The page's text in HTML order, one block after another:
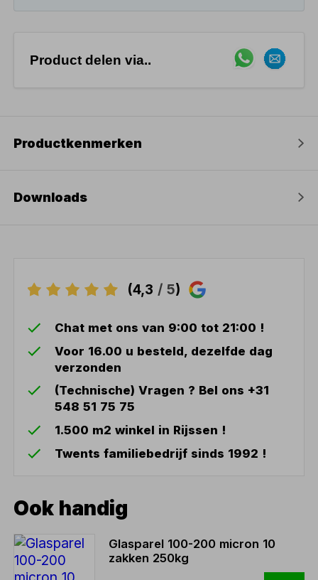
Product delen via..
Productkenmerken
Downloads
(4,3 / 5)
Chat met ons van 9:00 tot 21:00 !
Voor 16.00 u besteld, dezelfde dag
verzonden
(Technische) Vragen ? Bel ons +31
548 51 75 75
1.500 m2 winkel in Rijssen !
Twents familiebedrijf sinds 1992 !
Ook handig
Glasparel 100-200 micron 10
zakken 250kg